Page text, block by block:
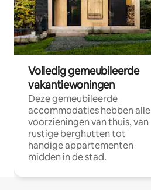
Volledig gemeubileerde
vakantiewoningen
Deze gemeubileerde
accommodaties hebben alle
voorzieningen van thuis, van
rustige berghutten tot
handige appartementen
midden in de stad.